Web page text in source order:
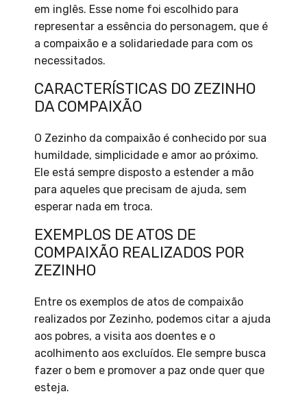
em inglês. Esse nome foi escolhido para
representar a essência do personagem, que é
a compaixão e a solidariedade para com os
necessitados.
CARACTERÍSTICAS DO ZEZINHO
DA COMPAIXÃO
O Zezinho da compaixão é conhecido por sua
humildade, simplicidade e amor ao próximo.
Ele está sempre disposto a estender a mão
para aqueles que precisam de ajuda, sem
esperar nada em troca.
EXEMPLOS DE ATOS DE
COMPAIXÃO REALIZADOS POR
ZEZINHO
Entre os exemplos de atos de compaixão
realizados por Zezinho, podemos citar a ajuda
aos pobres, a visita aos doentes e o
acolhimento aos excluídos. Ele sempre busca
fazer o bem e promover a paz onde quer que
esteja.